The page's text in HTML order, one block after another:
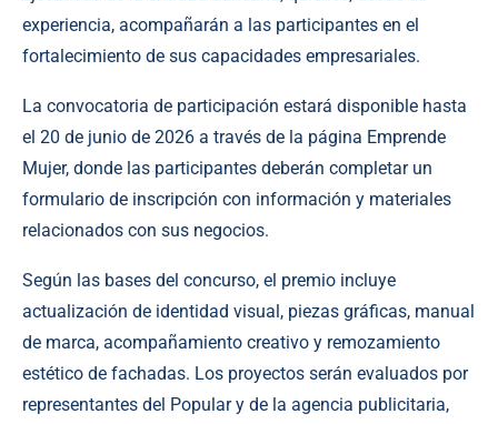
experiencia, acompañarán a las participantes en el
fortalecimiento de sus capacidades empresariales.
La convocatoria de participación estará disponible hasta
el 20 de junio de 2026 a través de la página Emprende
Mujer, donde las participantes deberán completar un
formulario de inscripción con información y materiales
relacionados con sus negocios.
Según las bases del concurso, el premio incluye
actualización de identidad visual, piezas gráficas, manual
de marca, acompañamiento creativo y remozamiento
estético de fachadas. Los proyectos serán evaluados por
representantes del Popular y de la agencia publicitaria,